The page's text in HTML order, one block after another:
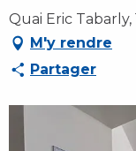
Quai Eric
M'y rendre
Partager